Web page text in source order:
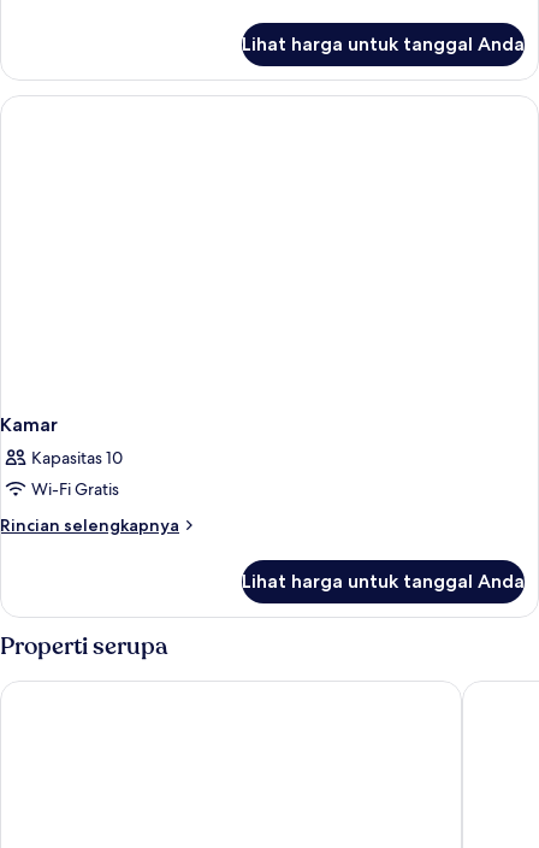
Kamar
Lihat harga untuk tanggal Anda
Kamar
Kapasitas 10
Wi-Fi Gratis
Rincian selengkapnya
Rincian
Kamar
Lihat harga untuk tanggal Anda
Properti serupa
Bristol Sunset Beach